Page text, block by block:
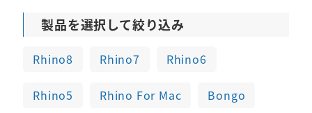
製品を選択して絞り込み
Rhino8 Rhino7 Rhino6
Rhino5 Rhino For Mac Bongo